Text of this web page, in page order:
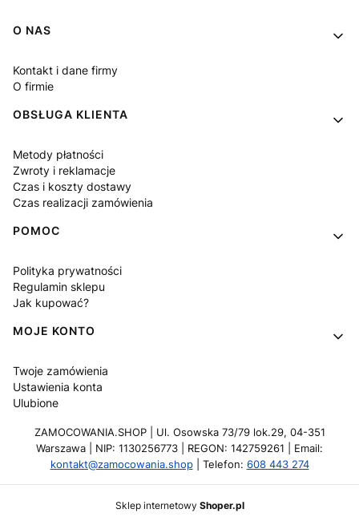
Linki w stopce
O NAS
Kontakt i dane firmy
O firmie
OBSŁUGA KLIENTA
Metody płatności
Zwroty i reklamacje
Czas i koszty dostawy
Czas realizacji zamówienia
POMOC
Polityka prywatności
Regulamin sklepu
Jak kupować?
MOJE KONTO
Twoje zamówienia
Ustawienia konta
Ulubione
ZAMOCOWANIA.SHOP | Ul. Osowska 73/79 lok.29, 04-351
Warszawa | NIP: 1130256773 | REGON: 142759261 | Email:
kontakt@zamocowania.shop| Telefon: 608 443 274
Sklep internetowy Shoper.pl